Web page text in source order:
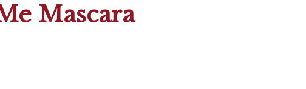
Mascara